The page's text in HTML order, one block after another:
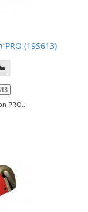
(19S613)
PRO..